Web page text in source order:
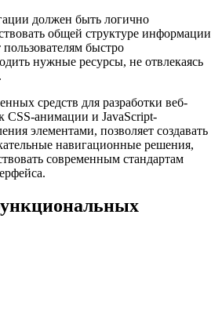
должен быть логично
общей структуре информации
быстро
нужные ресурсы, не отвлекаясь
средств для разработки веб-
CSS-анимации и JavaScript-
элементами, позволяет создавать
навигационные решения,
современным стандартам